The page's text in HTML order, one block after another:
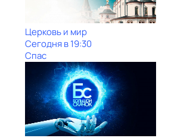
Церковь и мир
Сегодня в 19:30
Спас